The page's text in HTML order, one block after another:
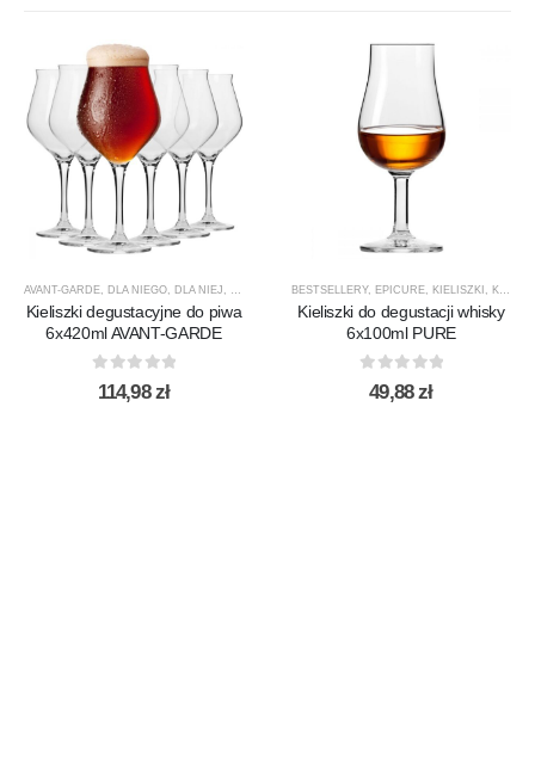
AVANT-GARDE DLA NIEGO DLA NIEJ KIELISZKI DO PIWA, KROSNO GLASS ,
Kieliszki degustacyjne do piwa
6x420ml AVANT-GARDE
0out of 5
114,98zł
BESTSELLERY, EPICURE KIELISZKI KIELISZKI DO WHISKY
Kieliszki do degustacji whisky
6x100ml PURE
out of 5
49,88zł